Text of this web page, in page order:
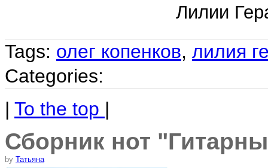
Лилии
Tags: олег копенков, лилия
Categories:
| To the top |
Сборник нот
by Татьяна